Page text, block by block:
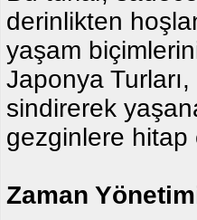
derinlikten
yaşam
Japonya
sindirerek
gezginlere hitap
Zaman